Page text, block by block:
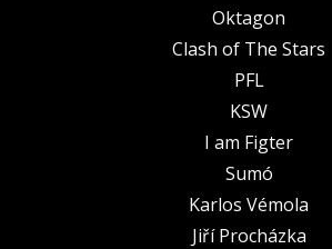
Oktagon
Clash of The Stars
PFL
KSW
I am Figter
Sumó
Karlos Vémola
Jiří Procházka